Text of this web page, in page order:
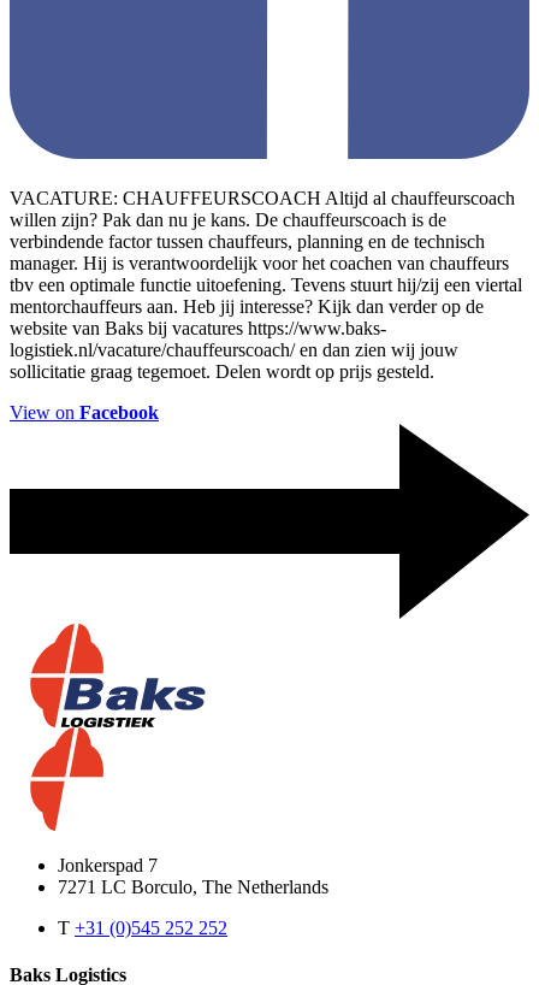
VACATURE: CHAUFFEURSCOACH Altijd al chauffeurscoach
willen zijn? Pak dan nu je kans. De chauffeurscoach is de
verbindende factor tussen chauffeurs, planning en de technisch
manager. Hij is verantwoordelijk voor het coachen van chauffeurs
tbv een optimale functie uitoefening. Tevens stuurt hij/zij een viertal
mentorchauffeurs aan. Heb jij interesse? Kijk dan verder op de
website van Baks bij vacatures https://www.baks-
logistiek.nl/vacature/chauffeurscoach/ en dan zien wij jouw
sollicitatie graag tegemoet. Delen wordt op prijs gesteld.
View on Facebook
Jonkerspad 7
7271 LC Borculo, The Netherlands
T +31 (0)545 252 252
Baks Logistics